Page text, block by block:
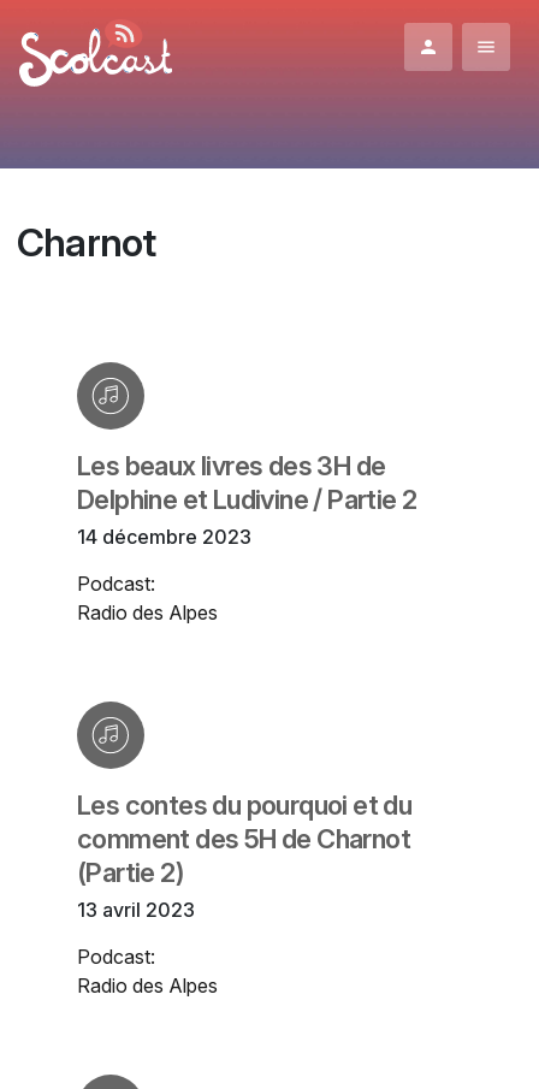
Charnot
Les beaux livres des 3H de
Delphine et Ludivine / Partie 2
14 décembre 2023
Podcast:
Radio des Alpes
Les contes du pourquoi et du
comment des 5H de Charnot
(Partie 2)
13 avril 2023
Podcast:
Radio des Alpes